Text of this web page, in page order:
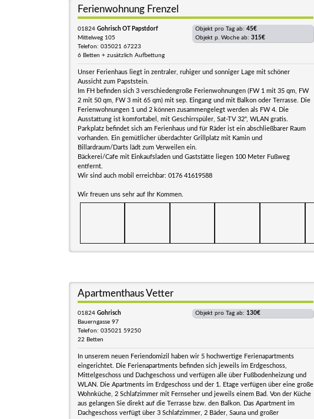
Ferienwohnung Frenzel
01824 Gohrisch OT Papstdorf
Mittelweg 105
Telefon: 035021 67223
6 Betten + zusätzlich Aufbettung
Objekt pro Tag ab: 45€
Objekt p. Woche ab: 315€
Unser Ferienhaus liegt in zentraler, ruhiger und sonniger Lage mit schöner
Aussicht zum Papststein.
Im FH befinden sich 3 verschiedengroße Ferienwohnungen (FW 1 mit 35 qm, FW
2 mit 50 qm, FW 3 mit 65 qm) mit sep. Eingang und mit Balkon oder Terrasse. Die
Ferienwohnungen 1 und 2 können zusammengelegt werden als FW 4. Die
Ausstattung ist komfortabel, mit Geschirrspüler, Sat-TV 32", WLAN gratis.
Parkplatz befindet sich am Ferienhaus und für Räder ist ein abschließbarer Raum
vorhanden. Ein gemütlicher überdachter Grillplatz mit Kamin und
Billardraum/Darts lädt zum Verweilen ein.
Bäckerei/Cafe mit Einkaufsladen und Gaststätte liegen 100 Meter Fußweg
entfernt.
Wir sind auch mobil erreichbar: 0176 41619588
Wir freuen uns sehr auf Ihr Kommen.
Apartmenthaus Vetter
01824 Gohrisch
Bauerngasse 97
Telefon: 035021 59250
22 Betten
Objekt pro Tag ab: 130€
In unserem neuen Feriendomizil haben wir 5 hochwertige Ferienapartments
eingerichtet. Die Ferienapartments befinden sich jeweils im Erdgeschoss,
Mittelgeschoss und Dachgeschoss und verfügen alle über Fußbodenheizung und
WLAN. Die Apartments im Erdgeschoss und der 1. Etage verfügen über eine große
Wohnküche, 2 Schlafzimmer mit Fernseher und jeweils einem Bad. Von der Küche
aus gelangen Sie direkt auf die Terrasse bzw. den Balkon. Das Apartment im
Dachgeschoss verfügt über 3 Schlafzimmer, 2 Bäder, Sauna und großer